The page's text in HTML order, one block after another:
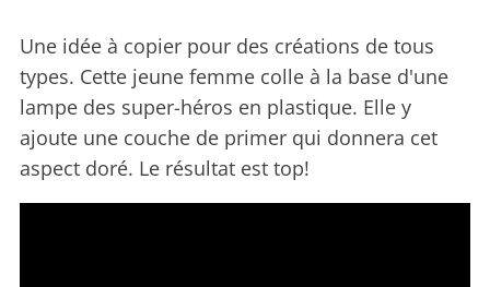
Une idée à copier pour des créations de tous
types. Cette jeune femme colle à la base d'une
lampe des super-héros en plastique. Elle y
ajoute une couche de primer qui donnera cet
aspect doré. Le résultat est top!